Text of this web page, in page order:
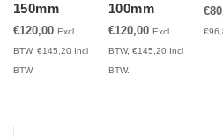
150mm
€120,00 Excl
BTW, €145,20 Incl
BTW.
100mm
€120,00 Excl
BTW,€145,20 Incl
BTW.
€
€